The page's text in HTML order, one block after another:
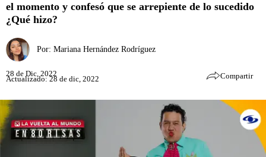
el momento y confesó que se arrepiente de lo sucedido
¿Qué hizo?
Por: Mariana Hernández Rodríguez
28 de Dic, 2022
Actualizado: 28 de dic, 2022 Compartir